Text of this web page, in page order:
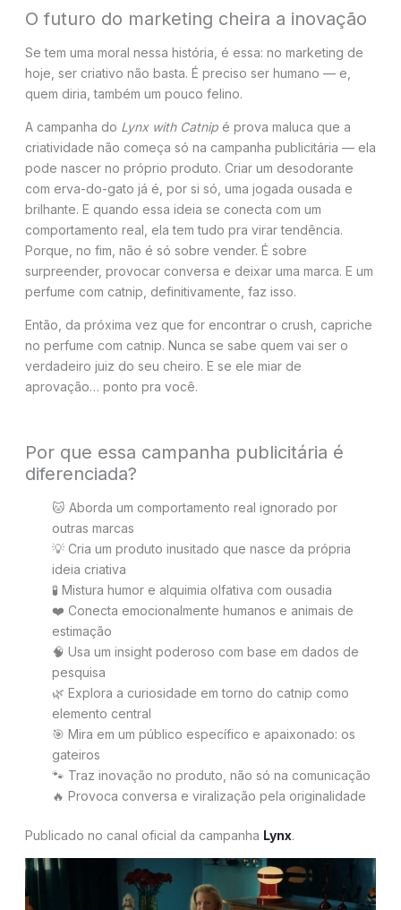
O futuro do marketing cheira a inovação
Se tem uma moral nessa história, é essa: no marketing de
hoje, ser criativo não basta. É preciso ser humano — e,
quem diria, também um pouco felino.
A campanha do Lynx with Catnipé prova maluca que a
criatividade não começa só na campanha publicitária — ela
pode nascer no próprio produto. Criar um desodorante
com erva-do-gato já é, por si só, uma jogada ousada e
brilhante. E quando essa ideia se conecta com um
comportamento real, ela tem tudo pra virar tendência.
Porque, no fim, não é só sobre vender. É sobre
surpreender, provocar conversa e deixar uma marca. E um
perfume com catnip, definitivamente, faz isso.
Então, da próxima vez que for encontrar o crush, capriche
no perfume com catnip. Nunca se sabe quem vai ser o
verdadeiro juiz do seu cheiro. E se ele miar de
aprovação… ponto pra você.
Por que essa campanha publicitária é
diferenciada?
🐱 Aborda um comportamento real ignorado por
outras marcas
💡 Cria um produto inusitado que nasce da própria
ideia criativa
🧪 Mistura humor e alquimia olfativa com ousadia
❤️ Conecta emocionalmente humanos e animais de
estimação
🧠 Usa um insight poderoso com base em dados de
pesquisa
🌿 Explora a curiosidade em torno do catnip como
elemento central
🎯 Mira em um público específico e apaixonado: os
gateiros
🐾 Traz inovação no produto, não só na comunicação
🔥 Provoca conversa e viralização pela originalidade
Publicado no canal oficial da campanha Lynx.